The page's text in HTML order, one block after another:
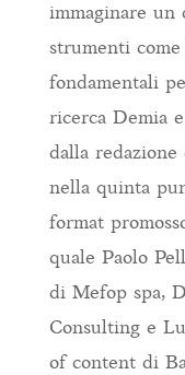
immaginare un
strumenti
fondamentali
ricerca Demia
dalla redazione
nella quinta
format
quale Paolo
di Mefop spa,
Consulting e
of content di